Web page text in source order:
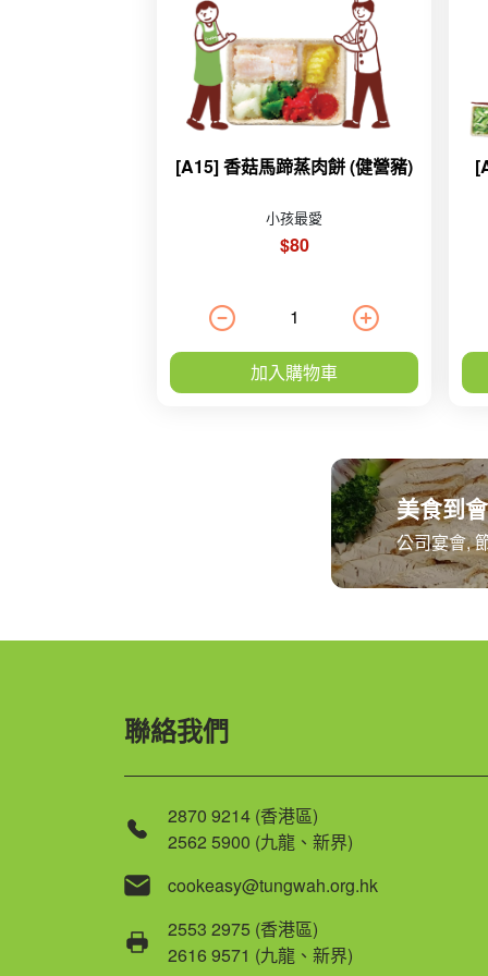
[A15] 香菇馬蹄蒸肉餅 (健營豬)
小孩最愛
$80
加入購物車
美食到會
公司宴會,
聯絡我們
2870 9214 (香港區)
2562 5900 (九龍、新界)
cookeasy@tungwah.org.hk
2553 2975 (香港區)
2616 9571 (九龍、新界)